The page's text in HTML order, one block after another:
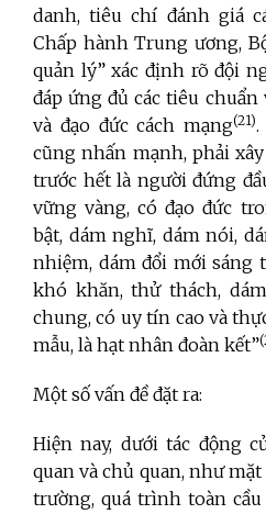
danh, tiêu chí đánh giá
Chấp hành Trung ương,
quản lý” xác định rõ đội
đáp ứng đủ các tiêu
và đạo đức cách mạng(21).
cũng nhấn mạnh, phải
trước hết là người đứng
vững vàng, có đạo đức
bật, dám nghĩ, dám nói,
nhiệm, dám đổi mới sáng
khó khăn, thử thách,
chung, có uy tín cao và
mẫu, là hạt nhân đoàn kết”
Một số vấn đề đặt ra:
Hiện nay, dưới tác động
quan và chủ quan, như
trường, quá trình toàn